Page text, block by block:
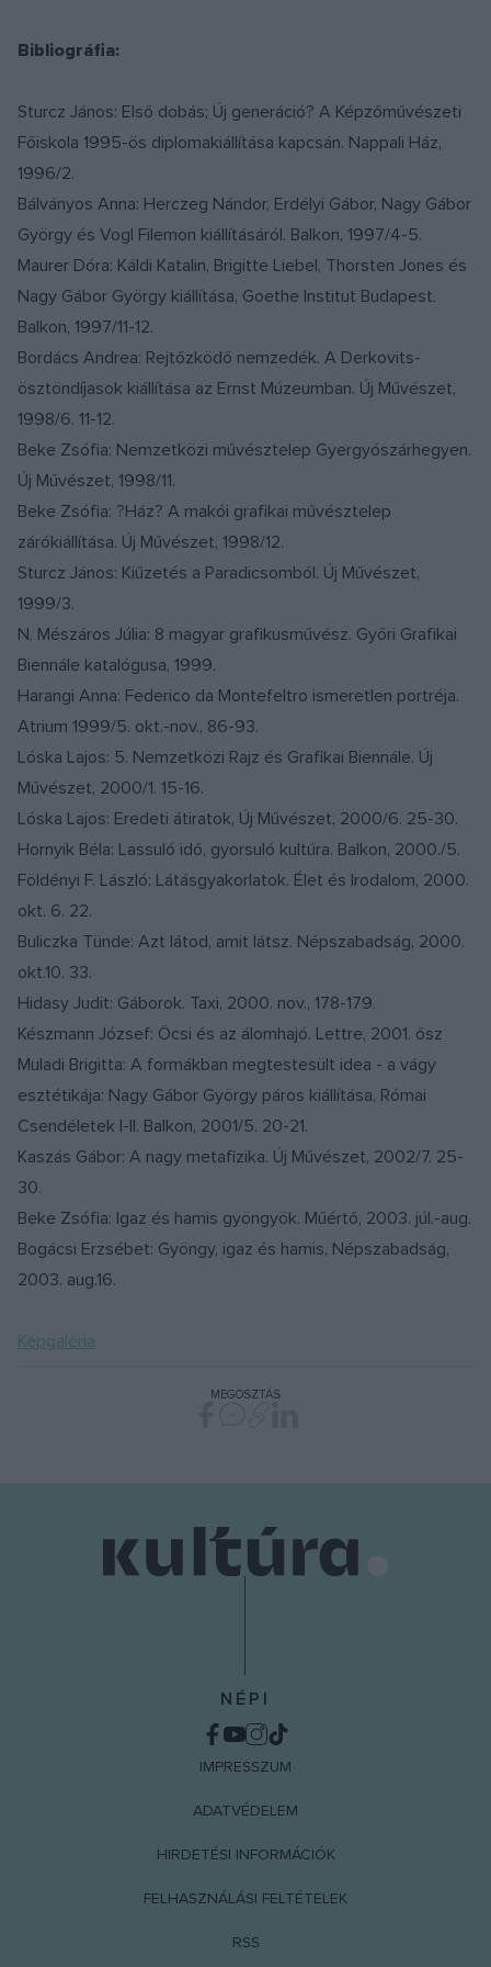
Bibliográfia:
Sturcz János: Első dobás; Új generáció? A Képzőművészeti
Főiskola 1995-ös diplomakiállítása kapcsán. Nappali Ház,
1996/2.
Bálványos Anna: Herczeg Nándor, Erdélyi Gábor, Nagy Gábor
György és Vogl Filemon kiállításáról. Balkon, 1997/4-5.
Maurer Dóra: Káldi Katalin, Brigitte Liebel, Thorsten Jones és
Nagy Gábor György kiállítása, Goethe Institut Budapest.
Balkon, 1997/11-12.
Bordács Andrea: Rejtőzködő nemzedék. A Derkovits-
ösztöndíjasok kiállítása az Ernst Múzeumban. Új Művészet,
1998/6. 11-12.
Beke Zsófia: Nemzetközi művésztelep Gyergyószárhegyen.
Új Művészet, 1998/11.
Beke Zsófia: ?Ház? A makói grafikai művésztelep
zárókiállítása. Új Művészet, 1998/12.
Sturcz János: Kiűzetés a Paradicsomból. Új Művészet,
1999/3.
N. Mészáros Júlia: 8 magyar grafikusművész. Győri Grafikai
Biennále katalógusa, 1999.
Harangi Anna: Federico da Montefeltro ismeretlen portréja.
Atrium 1999/5. okt.-nov., 86-93.
Lóska Lajos: 5. Nemzetközi Rajz és Grafikai Biennále. Új
Művészet, 2000/1. 15-16.
Lóska Lajos: Eredeti átiratok, Új Művészet, 2000/6. 25-30.
Hornyik Béla: Lassuló idő, gyorsuló kultúra. Balkon, 2000./5.
Földényi F. László: Látásgyakorlatok. Élet és Irodalom, 2000.
okt. 6. 22.
Buliczka Tünde: Azt látod, amit látsz. Népszabadság, 2000.
okt.10. 33.
Hidasy Judit: Gáborok. Taxi, 2000. nov., 178-179.
Készmann József: Öcsi és az álomhajó. Lettre, 2001. ősz
Muladi Brigitta: A formákban megtestesült idea - a vágy
esztétikája: Nagy Gábor György páros kiállítása, Római
Csendéletek I-II. Balkon, 2001/5. 20-21.
Kaszás Gábor: A nagy metafizika. Új Művészet, 2002/7. 25-
30.
Beke Zsófia: Igaz és hamis gyöngyök. Műértő, 2003. júl.-aug.
Bogácsi Erzsébet: Gyöngy, igaz és hamis, Népszabadság,
2003. aug.16.
Képgaléria
MEGOSZTÁS
NÉPI
IMPRESSZUM
ADATVÉDELEM
HIRDETÉSI INFORMÁCIÓK
FELHASZNÁLÁSI FELTÉTELEK
RSS